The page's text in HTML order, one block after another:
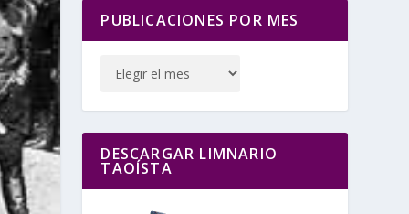
PUBLICACIONES POR MES
DESCARGAR LIMNARIO
TAOÍSTA